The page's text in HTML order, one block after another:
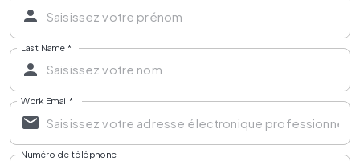
Last Name *
Work Email*
Numéro de téléphone